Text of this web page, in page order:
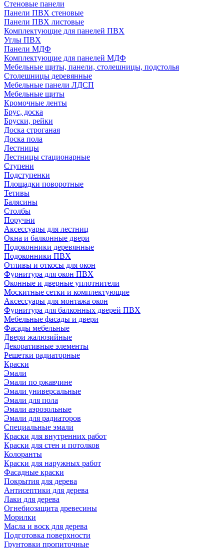
Стеновые панели
Панели ПВХ стеновые
Панели ПВХ листовые
Комплектующие для панелей ПВХ
Углы ПВХ
Панели МДФ
Комплектующие для панелей МДФ
Мебельные щиты, панели, столешницы, подстолья
Столешницы деревянные
Мебельные панели ЛДСП
Мебельные щиты
Кромочные ленты
Брус, доска
Бруски, рейки
Доска строганая
Доска пола
Лестницы
Лестницы стационарные
Ступени
Подступенки
Площадки поворотные
Тетивы
Балясины
Столбы
Поручни
Аксессуары для лестниц
Окна и балконные двери
Подоконники деревянные
Подоконники ПВХ
Отливы и откосы для окон
Фурнитура для окон ПВХ
Оконные и дверные уплотнители
Москитные сетки и комплектующие
Аксессуары для монтажа окон
Фурнитура для балконных дверей ПВХ
Мебельные фасады и двери
Фасады мебельные
Двери жалюзийные
Декоративные элементы
Решетки радиаторные
Краски
Эмали
Эмали по ржавчине
Эмали универсальные
Эмали для пола
Эмали аэрозольные
Эмали для радиаторов
Специальные эмали
Краски для внутренних работ
Краски для стен и потолков
Колоранты
Краски для наружных работ
Фасадные краски
Покрытия для дерева
Антисептики для дерева
Лаки для дерева
Огнебиозащита древесины
Морилки
Масла и воск для дерева
Подготовка поверхности
Грунтовки пропиточные